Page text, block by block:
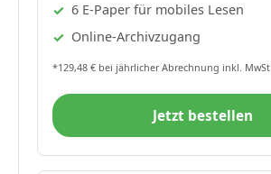
6 E-Paper für mobiles Lesen
Online-Archivzugang
*129,48 € bei jährlicher Abrechnung inkl. MwSt.
Jetzt bestellen